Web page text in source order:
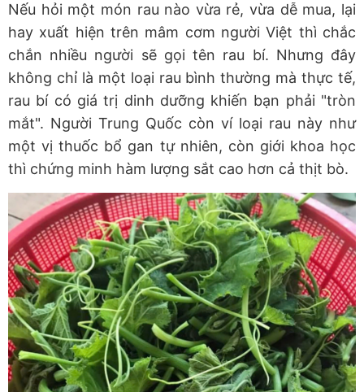
Nếu hỏi một món rau nào vừa rẻ, vừa dễ mua, lại
hay xuất hiện trên mâm cơm người Việt thì chắc
chắn nhiều người sẽ gọi tên rau bí. Nhưng đây
không chỉ là một loại rau bình thường mà thực tế,
rau bí có giá trị dinh dưỡng khiến bạn phải "tròn
mắt". Người Trung Quốc còn ví loại rau này như
một vị thuốc bổ gan tự nhiên, còn giới khoa học
thì chứng minh hàm lượng sắt cao hơn cả thịt bò.